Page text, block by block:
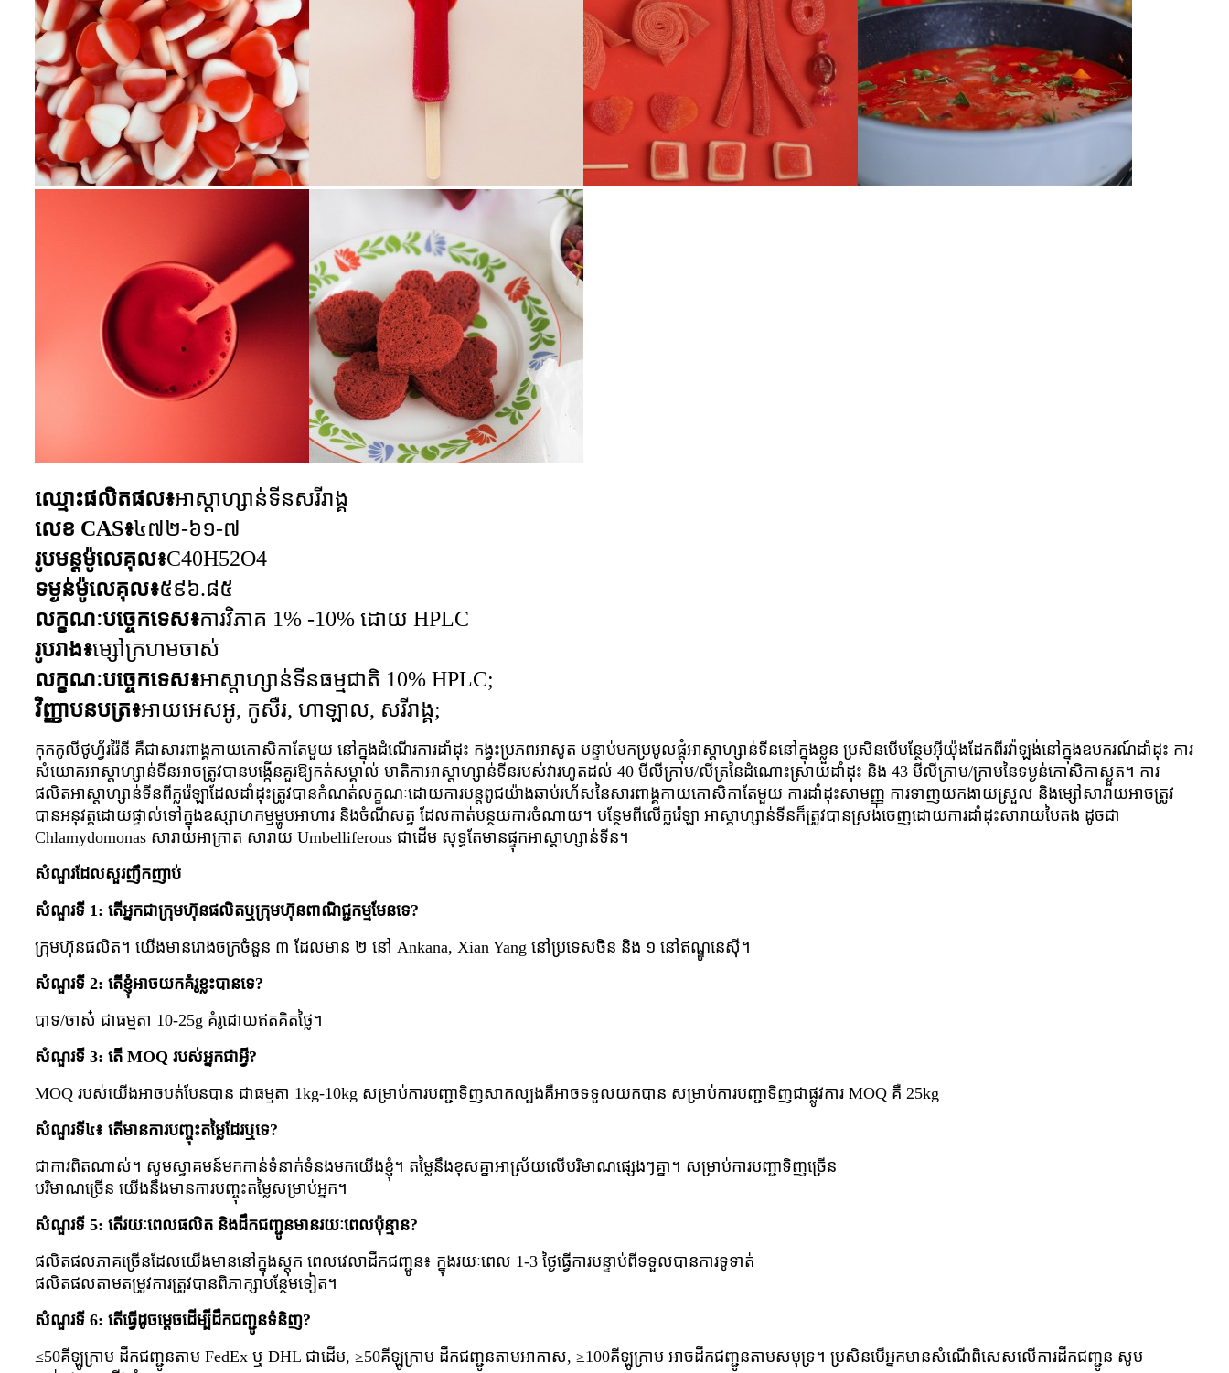
ឈ្មោះផលិតផល៖អាស្តាហ្សាន់ទីនសរីរាង្គ
លេខ CAS៖៤៧២-៦១-៧
រូបមន្តម៉ូលេគុល៖C40H52O4
ទម្ងន់ម៉ូលេគុល៖៥៩៦.៨៥
លក្ខណៈបច្ចេកទេស៖ការវិភាគ 1% -10% ដោយ HPLC
រូបរាង៖ម្សៅក្រហមចាស់
លក្ខណៈបច្ចេកទេស៖អាស្តាហ្សាន់ទីនធម្មជាតិ 10% HPLC;
វិញ្ញាបនបត្រ៖អាយអេសអូ, កូសឺរ, ហាឡាល, សរីរាង្គ;
កុកកូលីថូហ្វ័ររ៉ៃនី គឺជាសារពាង្គកាយកោសិកាតែមួយ នៅក្នុងដំណើរការដាំដុះ កង្វះប្រភពអាសូត បន្ទាប់មកប្រមូលផ្តុំអាស្តាហ្សាន់ទីននៅក្នុងខ្លួន ប្រសិនបើបន្ថែមអ៊ីយ៉ុងដែកពីរវ៉ាឡង់នៅក្នុងឧបករណ៍ដាំដុះ ការ
សំយោគអាស្តាហ្សាន់ទីនអាចត្រូវបានបង្កើនគួរឱ្យកត់សម្គាល់ មាតិកាអាស្តាហ្សាន់ទីនរបស់វារហូតដល់ 40 មីលីក្រាម/លីត្រនៃដំណោះស្រាយដាំដុះ និង 43 មីលីក្រាម/ក្រាមនៃទម្ងន់កោសិកាស្ងួត។ ការ
ផលិតអាស្តាហ្សាន់ទីនពីក្លរ៉េឡាដែលដាំដុះត្រូវបានកំណត់លក្ខណៈដោយការបន្តពូជយ៉ាងឆាប់រហ័សនៃសារពាង្គកាយកោសិកាតែមួយ ការដាំដុះសាមញ្ញ ការទាញយកងាយស្រួល និងម្សៅសារាយអាចត្រូវ
បានអនុវត្តដោយផ្ទាល់ទៅក្នុងឧស្សាហកម្មម្ហូបអាហារ និងចំណីសត្វ ដែលកាត់បន្ថយការចំណាយ។ បន្ថែមពីលើក្លរ៉េឡា អាស្តាហ្សាន់ទីនក៏ត្រូវបានស្រង់ចេញដោយការដាំដុះសារាយបៃតង ដូចជា
Chlamydomonas សារាយអាក្រាត សារាយ Umbelliferous ជាដើម សុទ្ធតែមានផ្ទុកអាស្តាហ្សាន់ទីន។
សំណួរដែលសួរញឹកញាប់
សំណួរទី 1: តើអ្នកជាក្រុមហ៊ុនផលិតឬក្រុមហ៊ុនពាណិជ្ជកម្មមែនទេ?
ក្រុមហ៊ុនផលិត។ យើងមានរោងចក្រចំនួន ៣ ដែលមាន ២ នៅ Ankana, Xian Yang នៅប្រទេសចិន និង ១ នៅឥណ្ឌូនេស៊ី។
សំណួរទី 2: តើខ្ញុំអាចយកគំរូខ្លះបានទេ?
បាទ/ចាស៎ ជាធម្មតា 10-25g គំរូដោយឥតគិតថ្លៃ។
សំណួរទី 3: តើ MOQ របស់អ្នកជាអ្វី?
MOQ របស់យើងអាចបត់បែនបាន ជាធម្មតា 1kg-10kg សម្រាប់ការបញ្ជាទិញសាកល្បងគឺអាចទទួលយកបាន សម្រាប់ការបញ្ជាទិញជាផ្លូវការ MOQ គឺ 25kg
សំណួរទី៤៖ តើមានការបញ្ចុះតម្លៃដែរឬទេ?
ជាការពិតណាស់។ សូមស្វាគមន៍មកកាន់ទំនាក់ទំនងមកយើងខ្ញុំ។ តម្លៃនឹងខុសគ្នាអាស្រ័យលើបរិមាណផ្សេងៗគ្នា។ សម្រាប់ការបញ្ជាទិញច្រើន
បរិមាណច្រើន យើងនឹងមានការបញ្ចុះតម្លៃសម្រាប់អ្នក។
សំណួរទី 5: តើរយៈពេលផលិត និងដឹកជញ្ជូនមានរយៈពេលប៉ុន្មាន?
ផលិតផលភាគច្រើនដែលយើងមាននៅក្នុងស្តុក ពេលវេលាដឹកជញ្ជូន៖ ក្នុងរយៈពេល 1-3 ថ្ងៃធ្វើការបន្ទាប់ពីទទួលបានការទូទាត់
ផលិតផលតាមតម្រូវការត្រូវបានពិភាក្សាបន្ថែមទៀត។
សំណួរទី 6: តើធ្វើដូចម្តេចដើម្បីដឹកជញ្ជូនទំនិញ?
≤50គីឡូក្រាម ដឹកជញ្ជូនតាម FedEx ឬ DHL ជាដើម, ≥50គីឡូក្រាម ដឹកជញ្ជូនតាមអាកាស, ≥100គីឡូក្រាម អាចដឹកជញ្ជូនតាមសមុទ្រ។ ប្រសិនបើអ្នកមានសំណើពិសេសលើការដឹកជញ្ជូន សូម